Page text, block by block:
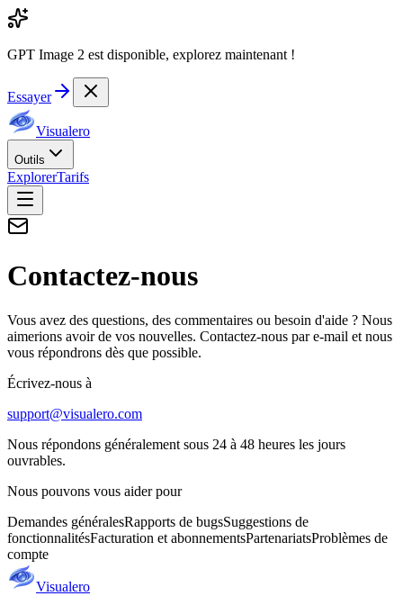
GPT Image 2 est disponible, explorez maintenant !
Essayer
Visualero
Outils
ExplorerTarifs
Contactez-nous
Vous avez des questions, des commentaires ou besoin d'aide ? Nous
aimerions avoir de vos nouvelles. Contactez-nous par e-mail et nous
vous répondrons dès que possible.
Écrivez-nous à
support@visualero.com
Nous répondons généralement sous 24 à 48 heures les jours
ouvrables.
Nous pouvons vous aider pour
Demandes généralesRapports de bugsSuggestions de
fonctionnalitésFacturation et abonnementsPartenariatsProblèmes de
compte
Visualero